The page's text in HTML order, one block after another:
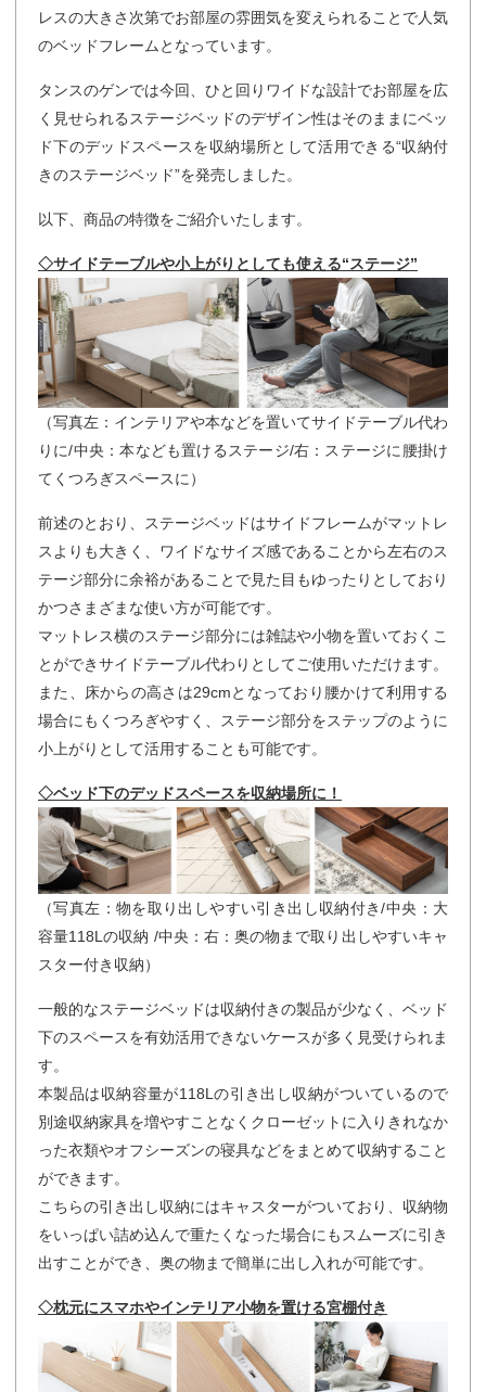
レスの大きさ次第でお部屋の雰囲気を変えられることで人気
のベッドフレームとなっています。
タンスのゲンでは今回、ひと回りワイドな設計でお部屋を広
く見せられるステージベッドのデザイン性はそのままにベッ
ド下のデッドスペースを収納場所として活用できる“収納付
きのステージベッド”を発売しました。
以下、商品の特徴をご紹介いたします。
◇サイドテーブルや小上がりとしても使える“ステージ”
（写真左：インテリアや本などを置いてサイドテーブル代わ
りに/中央：本なども置けるステージ/右：ステージに腰掛け
てくつろぎスペースに）
前述のとおり、ステージベッドはサイドフレームがマットレ
スよりも大きく、ワイドなサイズ感であることから左右のス
テージ部分に余裕があることで見た目もゆったりとしており
かつさまざまな使い方が可能です。
マットレス横のステージ部分には雑誌や小物を置いておくこ
とができサイドテーブル代わりとしてご使用いただけます。
また、床からの高さは29cmとなっており腰かけて利用する
場合にもくつろぎやすく、ステージ部分をステップのように
小上がりとして活用することも可能です。
◇ベッド下のデッドスペースを収納場所に！
（写真左：物を取り出しやすい引き出し収納付き/中央：大
容量118Lの収納 /中央：右：奥の物まで取り出しやすいキャ
スター付き収納）
一般的なステージベッドは収納付きの製品が少なく、ベッド
下のスペースを有効活用できないケースが多く見受けられま
す。
本製品は収納容量が118Lの引き出し収納がついているので
別途収納家具を増やすことなくクローゼットに入りきれなか
った衣類やオフシーズンの寝具などをまとめて収納すること
ができます。
こちらの引き出し収納にはキャスターがついており、収納物
をいっぱい詰め込んで重たくなった場合にもスムーズに引き
出すことができ、奥の物まで簡単に出し入れが可能です。
◇枕元にスマホやインテリア小物を置ける宮棚付き